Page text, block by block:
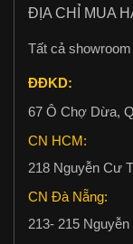
ĐỊA CHỈ MUA
Tất cả
ĐĐKD:
67 Ô Chợ Dừa,
CN HCM:
218 Nguyễn Cư
CN Đà Nẵng:
213- 215 Nguyễn